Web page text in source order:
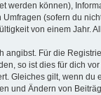
werden können),
(sofern du
von einem Jahr.
Für die
so ist dies für dich
Gleiches gilt, wenn du
und Ändern von